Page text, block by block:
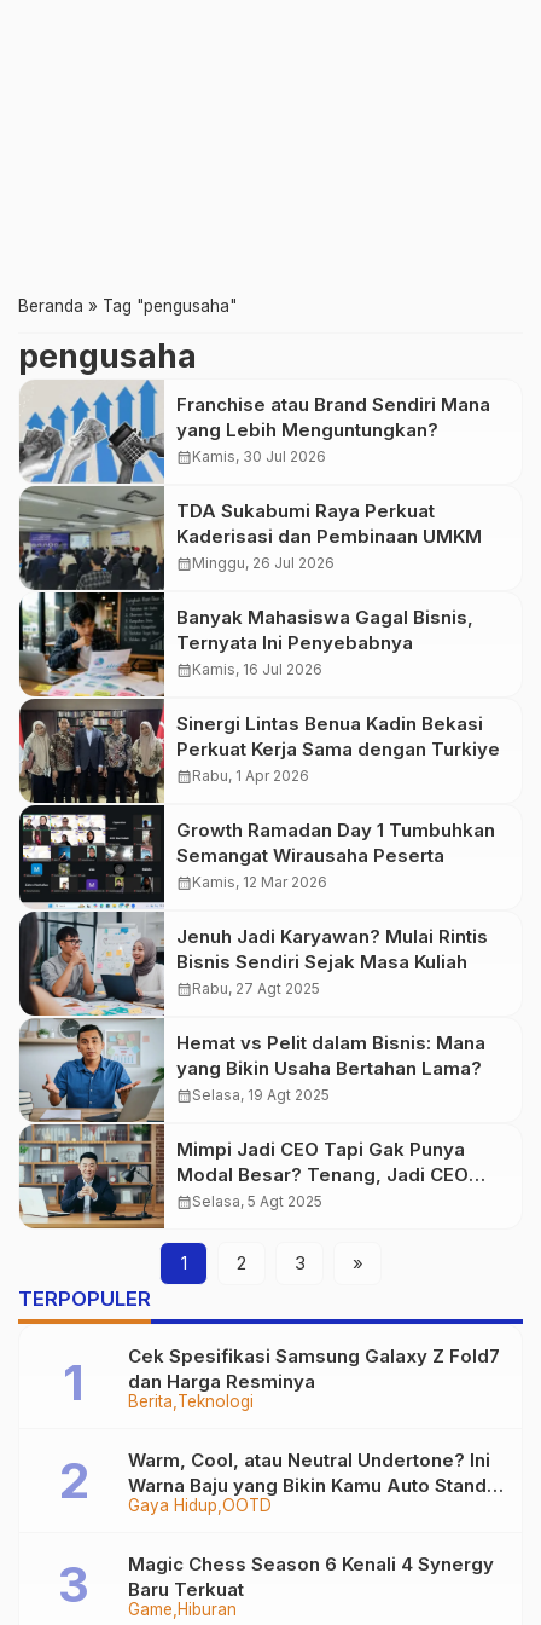
Beranda » Tag "pengusaha"
pengusaha
Franchise atau Brand Sendiri Mana
yang Lebih Menguntungkan?
calendar_monthKamis, 30 Jul 2026
TDA Sukabumi Raya Perkuat
Kaderisasi dan Pembinaan UMKM
calendar_monthMinggu, 26 Jul 2026
Banyak Mahasiswa Gagal Bisnis,
Ternyata Ini Penyebabnya
calendar_monthKamis, 16 Jul 2026
Sinergi Lintas Benua Kadin Bekasi
Perkuat Kerja Sama dengan Turkiye
calendar_monthRabu, 1 Apr 2026
Growth Ramadan Day 1 Tumbuhkan
Semangat Wirausaha Peserta
calendar_monthKamis, 12 Mar 2026
Jenuh Jadi Karyawan? Mulai Rintis
Bisnis Sendiri Sejak Masa Kuliah
calendar_monthRabu, 27 Agt 2025
Hemat vs Pelit dalam Bisnis: Mana
yang Bikin Usaha Bertahan Lama?
calendar_monthSelasa, 19 Agt 2025
Mimpi Jadi CEO Tapi Gak Punya
Modal Besar? Tenang, Jadi CEO
Bisa Dimulai dari HP Kamu!
calendar_monthSelasa, 5 Agt 2025
1 2 3 »
TERPOPULER
Berita Teknologi
Cek Spesifikasi Samsung Galaxy Z Fold7
dan Harga Resminya
Gaya Hidup OOTD
Warm, Cool, atau Neutral Undertone? Ini
Warna Baju yang Bikin Kamu Auto Stand
Out
Game Hiburan
Magic Chess Season 6 Kenali 4 Synergy
Baru Terkuat